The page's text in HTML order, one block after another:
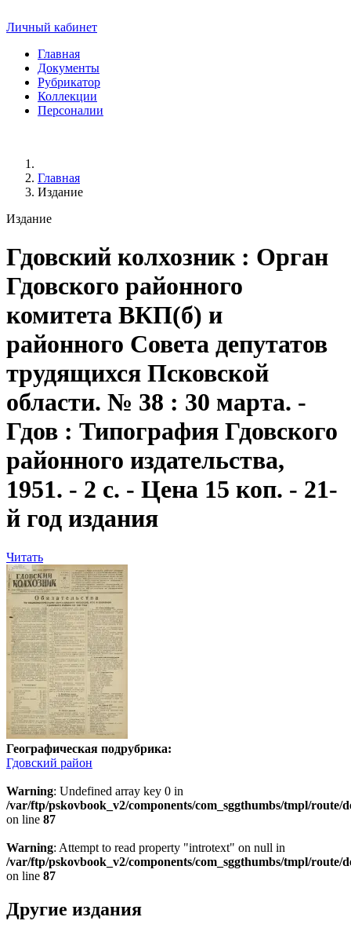
Личный кабинет
Главная
Документы
Рубрикатор
Коллекции
Персоналии
Главная
Издание
Издание
Гдовский колхозник: Орган
Гдовского районного
комитета ВКП(б) и
районного Совета депутатов
трудящихся Псковской
области. № 38 : 30 марта. -
Гдов : Типография Гдовского
районного издательства,
1951. - 2 с. - Цена 15 коп. - 21-
й год издания
Читать
Географическая подрубрика:
Гдовский район
Warning: Undefined array key 0 in
/var/ftp/pskovbook_v2/components/com_sggthumbs/tmpl/route/
on line 87
Warning: Attempt to read property "introtext" on null in
/var/ftp/pskovbook_v2/components/com_sggthumbs/tmpl/route/
on line 87
Другие издания